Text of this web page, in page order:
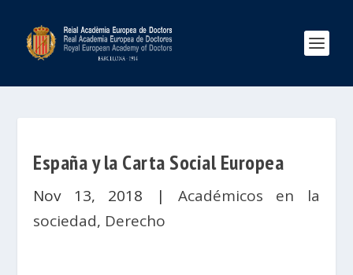
España y la Carta Social Europea
Nov 13, 2018 | Académicos en la
sociedad, Derecho